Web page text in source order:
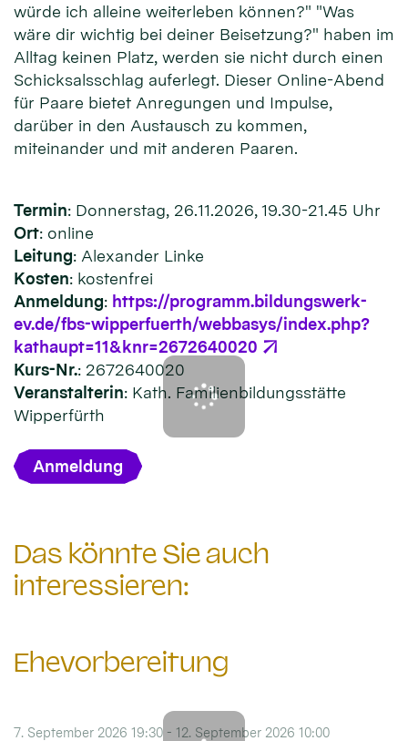
würde ich alleine weiterleben können?" "Was
wäre dir wichtig bei deiner Beisetzung?" haben im
Alltag keinen Platz, werden sie nicht durch einen
Schicksalsschlag auferlegt. Dieser Online-Abend
für Paare bietet Anregungen und Impulse,
darüber in den Austausch zu kommen,
miteinander und mit anderen Paaren.
Termin: Donnerstag, 26.11.2026, 19.30-21.45 Uhr
Ort: online
Leitung: Alexander Linke
Kosten: kostenfrei
Anmeldung: https://programm.bildungswerk-
ev.de/fbs-wipperfuerth/webbasys/index.php?
kathaupt=11&knr=2672640020
Kurs-Nr.: 2672640020
Veranstalterin: Kath. Familienbildungsstätte
Wipperfürth
Anmeldung
Das könnte Sie auch
interessieren:
Ehevorbereitung
7. September 2026 19:30 - 12. September 2026 10:00